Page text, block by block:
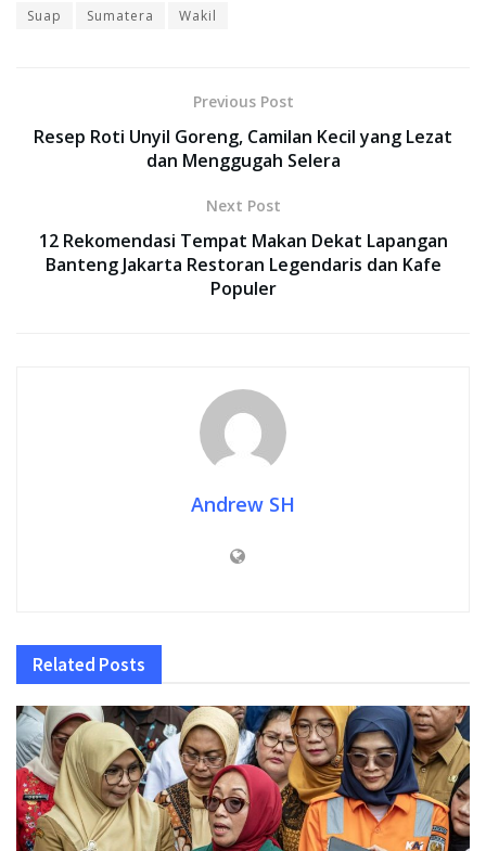
Suap
Sumatera Wakil
Previous Post
Resep Roti Unyil Goreng, Camilan Kecil yang Lezat
dan Menggugah Selera
Next Post
12 Rekomendasi Tempat Makan Dekat Lapangan
Banteng Jakarta Restoran Legendaris dan Kafe
Populer
Andrew SH
Related Posts